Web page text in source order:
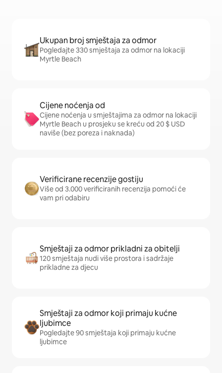
Ukupan broj smještaja za odmor
Pogledajte 330 smještaja za odmor na lokaciji
Myrtle Beach
Cijene noćenja od
Cijene noćenja u smještajima za odmor na lokaciji
Myrtle Beach u prosjeku se kreću od 20 $ USD
naviše (bez poreza i naknada)
Verificirane recenzije gostiju
Više od 3.000 verificiranih recenzija pomoći će
vam pri odabiru
Smještaji za odmor prikladni za obitelji
120 smještaja nudi više prostora i sadržaje
prikladne za djecu
Smještaji za odmor koji primaju kućne
ljubimce
Pogledajte 90 smještaja koji primaju kućne
ljubimce